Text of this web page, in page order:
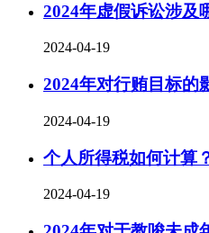
2024年虚假诉讼涉及
2024-04-19
2024年对行贿目标的
2024-04-19
个人所得税如何计算
2024-04-19